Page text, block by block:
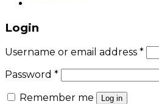
Login
Username or email address *
Password *
Remember me
Log in